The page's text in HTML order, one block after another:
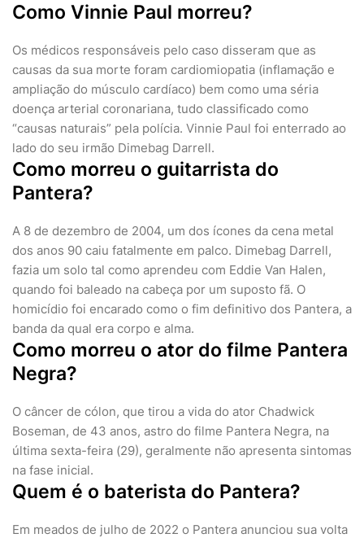
Como Vinnie Paul morreu?
Os médicos responsáveis pelo caso disseram que as
causas da sua morte foram cardiomiopatia (inflamação e
ampliação do músculo cardíaco) bem como uma séria
doença arterial coronariana, tudo classificado como
“causas naturais” pela polícia. Vinnie Paul foi enterrado ao
lado do seu irmão Dimebag Darrell.
Como morreu o guitarrista do
Pantera?
A 8 de dezembro de 2004, um dos ícones da cena metal
dos anos 90 caiu fatalmente em palco. Dimebag Darrell,
fazia um solo tal como aprendeu com Eddie Van Halen,
quando foi baleado na cabeça por um suposto fã. O
homicídio foi encarado como o fim definitivo dos Pantera, a
banda da qual era corpo e alma.
Como morreu o ator do filme Pantera
Negra?
O câncer de cólon, que tirou a vida do ator Chadwick
Boseman, de 43 anos, astro do filme Pantera Negra, na
última sexta-feira (29), geralmente não apresenta sintomas
na fase inicial.
Quem é o baterista do Pantera?
Em meados de julho de 2022 o Pantera anunciou sua volta